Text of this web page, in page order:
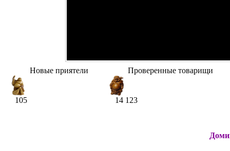
Новые приятели
105
Проверенные товарищи
14 123